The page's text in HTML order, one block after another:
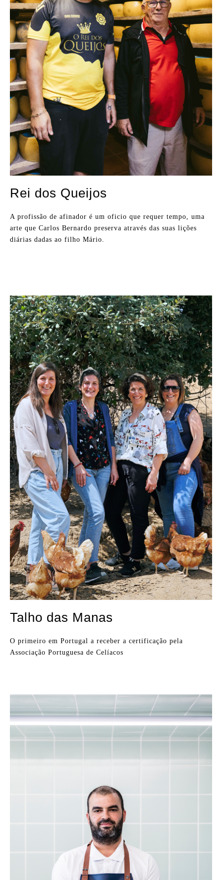
Rei dos Queijos
A profissão de afinador é um oficio que requer tempo, uma
arte que Carlos Bernardo preserva através das suas lições
diárias dadas ao filho Mário.
Talho das Manas
O primeiro em Portugal a receber a certificação pela
Associação Portuguesa de Celíacos